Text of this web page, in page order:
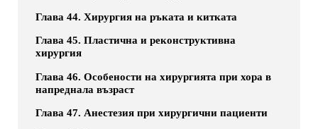
Глава 44. Хирургия на ръката и китката
Глава 45. Пластична и реконструктивна
хирургия
Глава 46. Особености на хирургията при хора в
напреднала възраст
Глава 47. Анестезия при хирургични пациенти